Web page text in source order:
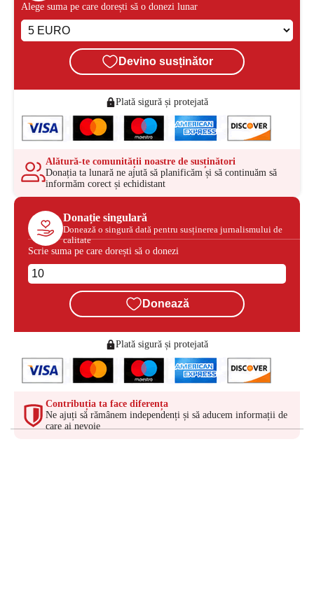
Alege suma pe care dorești să o donezi lunar
Devino susținător
Plată sigură și protejată
Alătură-te comunității noastre de susținători
Donația ta lunară ne ajută să planificăm și să continuăm să
informăm corect și echidistant
Donație singulară
Donează o singură dată pentru susținerea jurnalismului de
calitate
Scrie suma pe care dorești să o donezi
Donează
Plată sigură și protejată
Contribuția ta face diferența
Ne ajuți să rămânem independenți și să aducem informații de
care ai nevoie